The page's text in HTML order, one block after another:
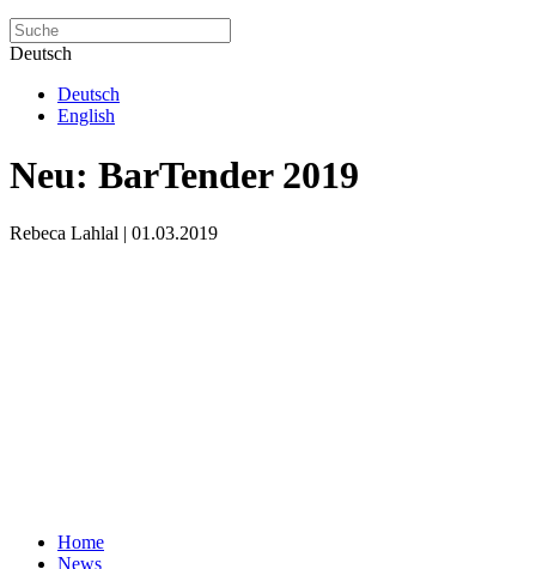
Deutsch
Deutsch
English
Neu: BarTender 2019
Rebeca Lahlal | 01.03.2019
Home
News